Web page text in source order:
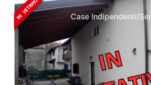
Case Indipendenti/